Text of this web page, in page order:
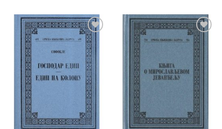
Dodaj
u
Listu
želja
Dodaj
Listu
želja